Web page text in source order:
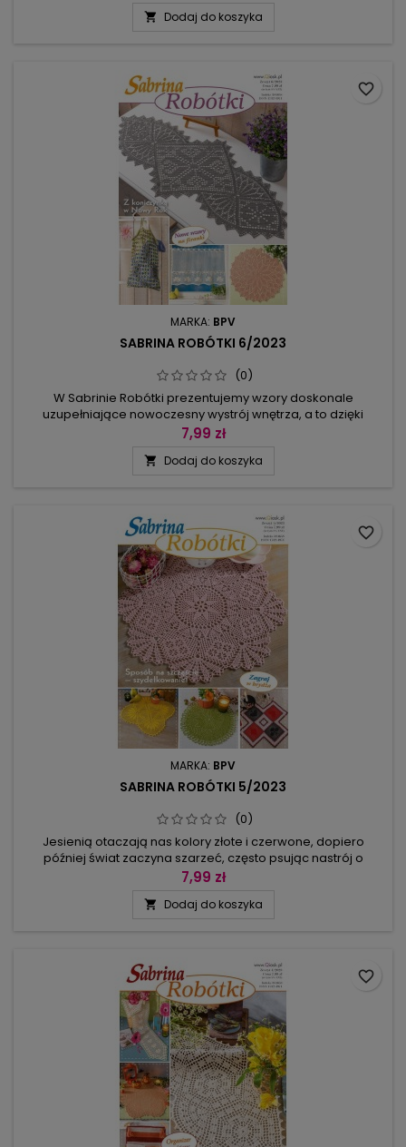
Kto chciałby mieć motyw serduszka w klasycznej czerwieni,
 Dodaj do koszyka
MARKA: BPV
SABRINA ROBÓTKI 6/2023
(0)
W Sabrinie Robótki prezentujemy wzory doskonale
uzupełniające nowoczesny wystrój wnętrza, a to dzięki
dobraniu modnych kolorów i kształtów serwetek.W tym
techniką siatki. Każda składa się z modelu podstawowego i
7,99 zł
 Dodaj do koszyka
favorite_border
MARKA: BPV
SABRINA ROBÓTKI 5/2023
(0)
Jesienią otaczają nas kolory złote i czerwone, dopiero
później świat zaczyna szarzeć, często psując nastrój o
poranku. Jest na to sposób: bieżniki i serwetki w wesołych,
dorzucimy niebanalny kształt, to od razu będzie na czym
7,99 zł
 Dodaj do koszyka
favorite_border
favorite_border